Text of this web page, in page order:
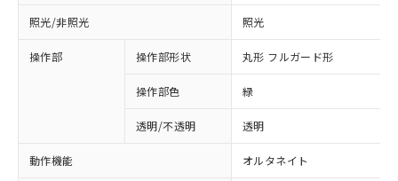
照光/非照光 照光
操作部 操作部形状 丸形 フルガード形
操作部色 緑
透明/不透明 透明
動作機能 オルタネイト